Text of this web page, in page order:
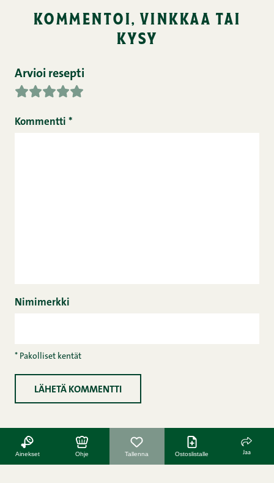
kommentoi, vinkkaa tai
kysy
Arvioi resepti
Kommentti *
Nimimerkki
* Pakolliset kentät
Ainekset Ohje Tallenna Ostoslistalle Jaa